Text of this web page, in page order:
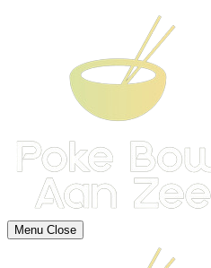
Menu Close